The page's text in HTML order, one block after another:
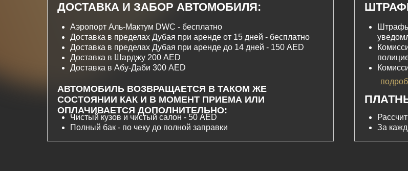
ДОСТАВКА И ЗАБОР АВТОМОБИЛЯ:
Аэропорт Аль-Мактум DWC - бесплатно
Доставка в пределах Дубая при аренде от 15 дней - бесплатно
Доставка в пределах Дубая при аренде до 14 дней - 150 AED
Доставка в Шарджу 200 AED
Доставка в Абу-Даби 300 AED
АВТОМОБИЛЬ ВОЗВРАЩАЕТСЯ В ТАКОМ ЖЕ
СОСТОЯНИИ КАК И В МОМЕНТ ПРИЕМА ИЛИ
ОПЛАЧИВАЕТСЯ ДОПОЛНИТЕЛЬНО:
Чистый кузов и чистый салон - 50 AED
Полный бак - по чеку до полной заправки
За